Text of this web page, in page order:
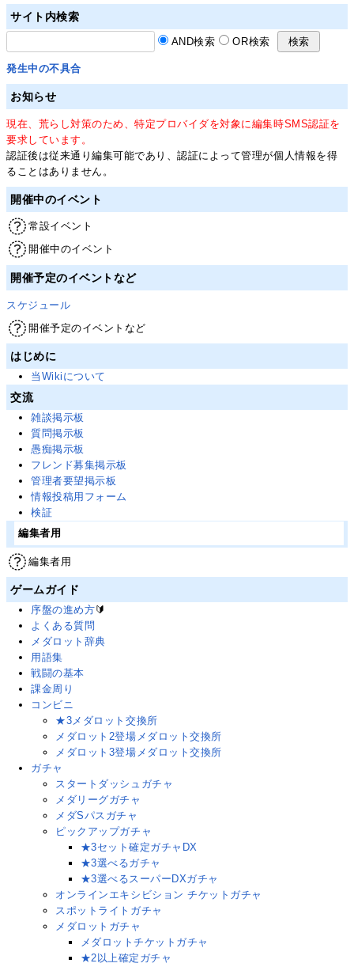
サイト内検索
AND検索 OR検索
発生中の不具合
お知らせ
現在、荒らし対策のため、特定プロバイダを対象に編集時SMS認証を
要求しています。
認証後は従来通り編集可能であり、認証によって管理が個人情報を得
ることはありません。
開催中のイベント
常設イベント
開催中のイベント
開催予定のイベントなど
スケジュール
開催予定のイベントなど
はじめに
当Wikiについて
交流
雑談掲示板
質問掲示板
愚痴掲示板
フレンド募集掲示板
管理者要望掲示板
情報投稿用フォーム
検証
編集者用
編集者用
ゲームガイド
序盤の進め方🔰
よくある質問
メダロット辞典
用語集
戦闘の基本
課金周り
コンビニ
★3メダロット交換所
メダロット2登場メダロット交換所
メダロット3登場メダロット交換所
ガチャ
スタートダッシュガチャ
メダリーグガチャ
メダSパスガチャ
ピックアップガチャ
★3セット確定ガチャDX
★3選べるガチャ
★3選べるスーパーDXガチャ
オンラインエキシビション チケットガチャ
スポットライトガチャ
メダロットガチャ
メダロットチケットガチャ
★2以上確定ガチャ